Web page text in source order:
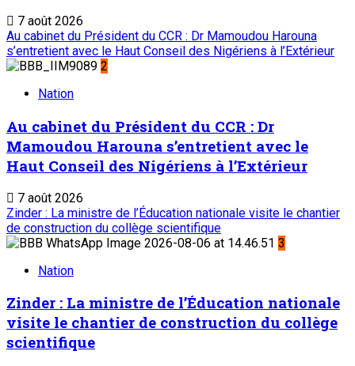
7 août 2026
Au cabinet du Président du CCR : Dr Mamoudou Harouna
s’entretient avec le Haut Conseil des Nigériens à l’Extérieur
2
Nation
Au cabinet du Président du CCR : Dr
Mamoudou Harouna s’entretient avec le
Haut Conseil des Nigériens à l’Extérieur
7 août 2026
Zinder : La ministre de l’Éducation nationale visite le chantier
de construction du collège scientifique
3
Nation
Zinder : La ministre de l’Éducation nationale
visite le chantier de construction du collège
scientifique